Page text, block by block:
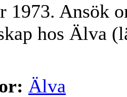
1973. Ansök
hos Älva
Älva